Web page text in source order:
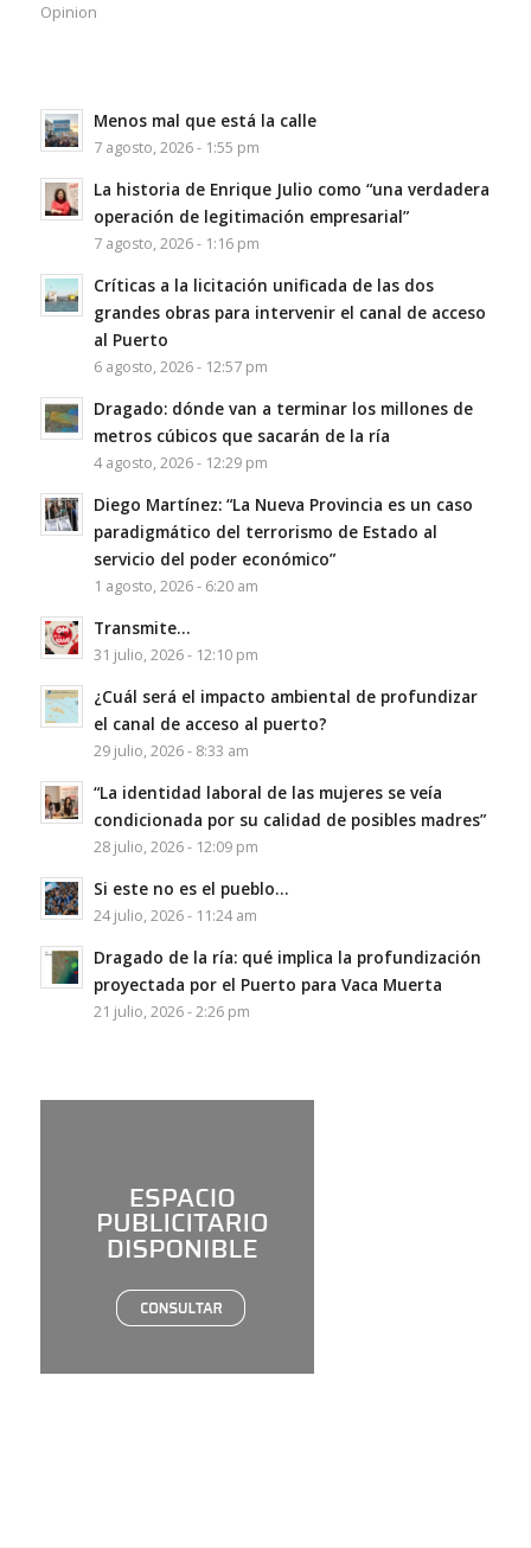
Opinion
Menos mal que está la calle
7 agosto, 2026 - 1:55 pm
La historia de Enrique Julio como “una verdadera
operación de legitimación empresarial”
7 agosto, 2026 - 1:16 pm
Críticas a la licitación unificada de las dos
grandes obras para intervenir el canal de acceso
al Puerto
6 agosto, 2026 - 12:57 pm
Dragado: dónde van a terminar los millones de
metros cúbicos que sacarán de la ría
4 agosto, 2026 - 12:29 pm
Diego Martínez: “La Nueva Provincia es un caso
paradigmático del terrorismo de Estado al
servicio del poder económico”
1 agosto, 2026 - 6:20 am
Transmite…
31 julio, 2026 - 12:10 pm
¿Cuál será el impacto ambiental de profundizar
el canal de acceso al puerto?
29 julio, 2026 - 8:33 am
“La identidad laboral de las mujeres se veía
condicionada por su calidad de posibles madres”
28 julio, 2026 - 12:09 pm
Si este no es el pueblo…
24 julio, 2026 - 11:24 am
Dragado de la ría: qué implica la profundización
proyectada por el Puerto para Vaca Muerta
21 julio, 2026 - 2:26 pm